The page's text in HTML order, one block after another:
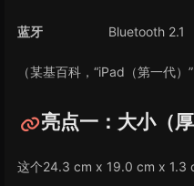
蓝牙 Bluetooth 2.1
（某基百科，“iPad（第一代）
亮点一：大小（厚
这个24.3 cm x 19.0 cm x 1.3